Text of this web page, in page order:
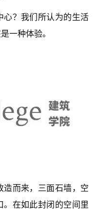
心？我们所认为的生活
一种体验。
造而来，三面石墙，空
。在如此封闭的空间里